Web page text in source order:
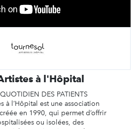
à l'Hôpital
DES PATIENTS
à l’Hôpital est une association
en 1990, qui permet d’offrir
ou isolées, des